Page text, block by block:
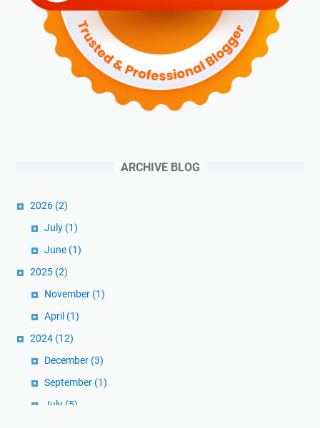
ARCHIVE BLOG
2026 (2)
July (1)
June (1)
2025 (2)
November (1)
April (1)
2024 (12)
December (3)
September (1)
July (5)